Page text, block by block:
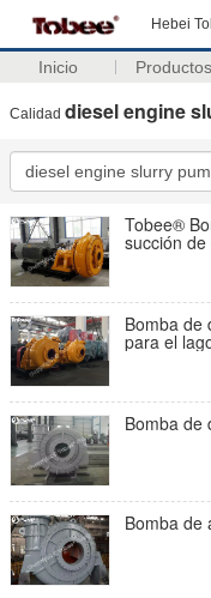
Hebei
Inicio Productos
Calidad diesel engine
Tobee®
succión
Bomba de
para el
Bomba de
Bomba de